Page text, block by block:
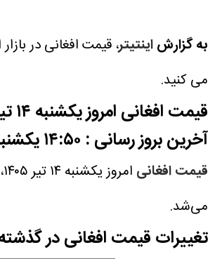
به گزارشاینتیتر
می کنید.
قیمت افغانی امروز یکشنبه ۱۴ تیر ۱۴۰۵
آخرین بروز رسانی : ۱۴:۵۰ یکشنبه ۱۴ تیر ۱۴۰۵
قیمت افغانی
می‌شد.
تغییرات قیمت افغانی در